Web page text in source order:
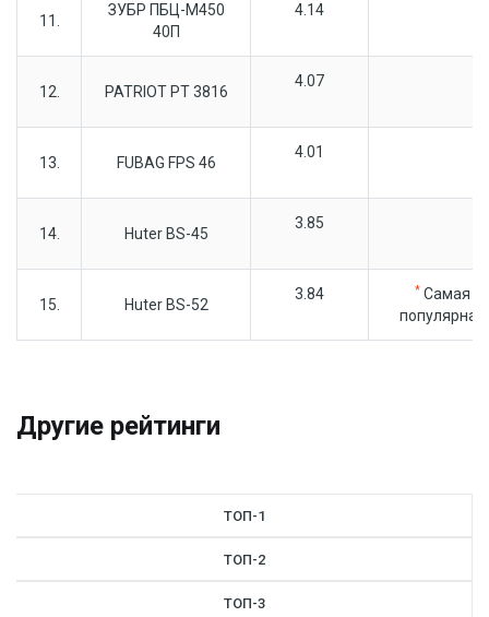
11.
ЗУБР ПБЦ-М450
40П
4.14
12. PATRIOT PT 3816
4.07
13. FUBAG FPS 46
4.01
14. Huter BS-45
3.85
15. Huter BS-52
3.84 *Самая
популярная
Другие рейтинги
ТОП-1
ТОП-2
ТОП-3